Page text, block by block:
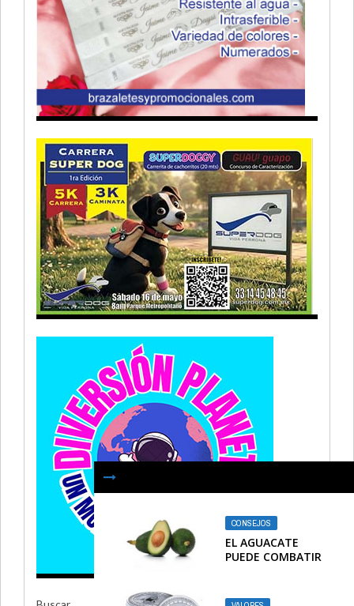
CONSEJOS
EL AGUACATE
PUEDE COMBATIR